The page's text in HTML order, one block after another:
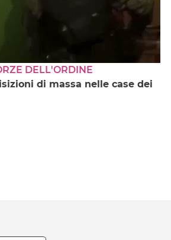
DELL'ORDINE
di massa nelle case dei